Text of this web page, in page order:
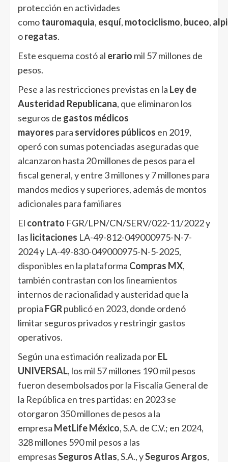
protección en actividades
comotauromaquia, esquí, motociclismo, buceo,
oregatas.
Este esquema costó al erario mil 57 millones de
pesos.
Pese a las restricciones previstas en la Ley de
Austeridad Republicana, que eliminaron los
seguros de gastos médicos
mayores para servidores públicos en 2019,
operó con sumas potenciadas aseguradas que
alcanzaron hasta 20 millones de pesos para el
fiscal general, y entre 3 millones y 7 millones para
mandos medios y superiores, además de montos
adicionales para familiares
El contrato FGR/LPN/CN/SERV/022-11/2022 y
las licitaciones LA-49-812-049000975-N-7-
2024 y LA-49-830-049000975-N-5-2025,
disponibles en la plataforma Compras MX,
también contrastan con los lineamientos
internos de racionalidad y austeridad que la
propia FGRpublicó en 2023, donde ordenó
limitar seguros privados y restringir gastos
operativos.
Según una estimación realizada porEL
UNIVERSAL, los mil 57 millones 190 mil pesos
fueron desembolsados por la Fiscalía General de
la República en tres partidas: en 2023 se
otorgaron 350 millones de pesos a la
empresa MetLife México, S.A. de C.V.; en 2024,
328 millones 590 mil pesos a las
empresasSeguros Atlas, S.A., ySeguros Argos,